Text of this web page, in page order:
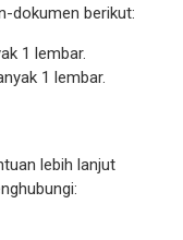
dokumen berikut:
1 lembar.
1 lembar.
lebih lanjut